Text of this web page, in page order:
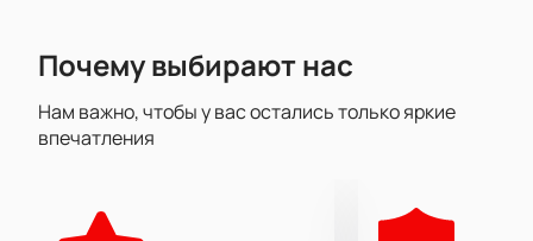
«инопланетных гостей» – кто знает, каких, ведь Мумий
Тролль – мастера загадок. «У нас каждый музыкант – это
целый оркестр, и потому мы выступаем без
Почему выбирают нас
Нам важно, чтобы у вас остались только яркие
впечатления